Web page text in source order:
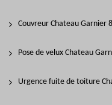
Couvreur Chateau Garnier
Pose de velux Chateau
Urgence fuite de toiture